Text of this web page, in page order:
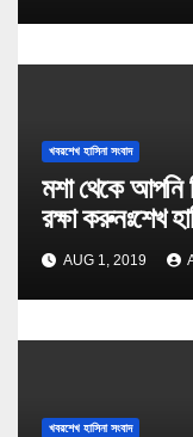
খবরশেখ হাসিনা সংবাদ
মশা থেকে আপনি
রক্ষা করুনঃশেখ
AUG 1, 2019
খবরশেখ হাসিনা সংবাদ